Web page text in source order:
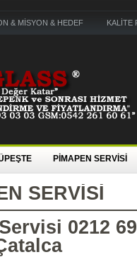
& MİSYON & HEDEF KALİTE
PİMAPEN SERVİSİ
SERVISI
0212